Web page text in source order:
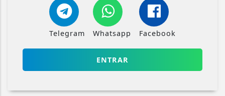
Telegram Whatsapp Facebook
ENTRAR